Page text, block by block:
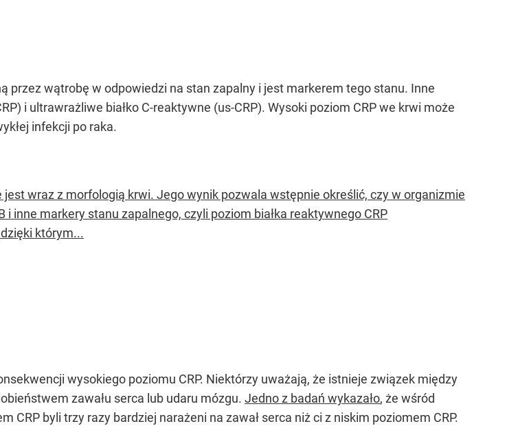
przez wątrobę w odpowiedzi na stan zapalny i jest markerem tego stanu. Inne
i ultrawrażliwe białko C-reaktywne (us-CRP). Wysoki poziom CRP we krwi może
infekcji po raka.
jest wraz z morfologią krwi. Jego wynik pozwala wstępnie określić, czy w organizmie
i inne markery stanu zapalnego, czyli poziom białka reaktywnego CRP
którym...
wysokiego poziomu CRP. Niektórzy uważają, że istnieje związek między
zawału serca lub udaru mózgu. Jedno z badań wykazało, że wśród
CRP byli trzy razy bardziej narażeni na zawał serca niż ci z niskim poziomem CRP.